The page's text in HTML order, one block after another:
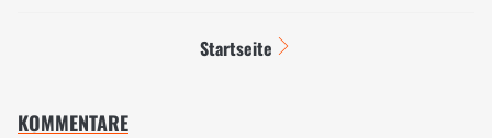
Startseite
KOMMENTARE